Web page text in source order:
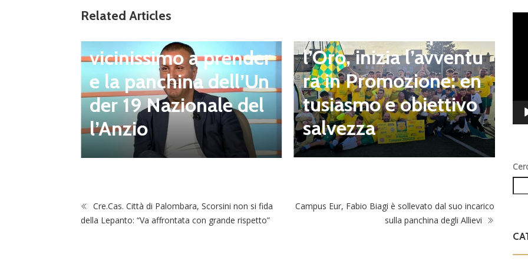
Related Articles
Ultim'ora
vicinissimo a prender
e la panchina dell’Un
der 19 Nazionale del
l’Anzio
l’Oro, inizia l’avventu
ra in Promozione: en
tusiasmo e obiettivo
salvezza
Cre.Cas. Città di Palombara, Scorsini non si fida
della Lepanto: “Va affrontata con grande rispetto”
Campus Eur, Fabio Biagi è sollevato dal suo incarico
sulla panchina degli Allievi